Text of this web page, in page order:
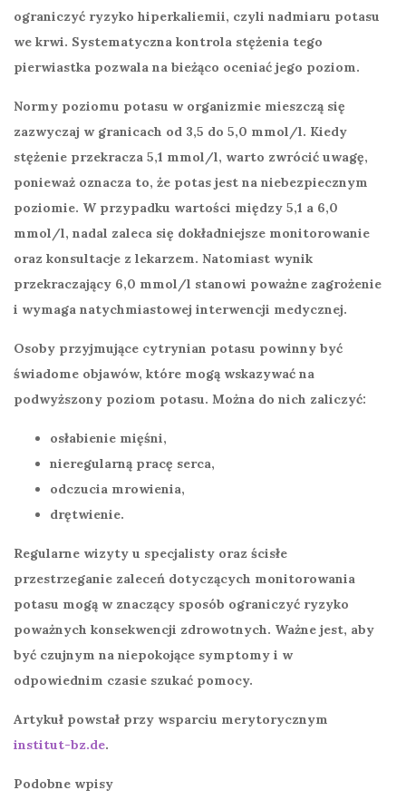
ograniczyć ryzyko hiperkaliemii, czyli nadmiaru potasu
we krwi. Systematyczna kontrola stężenia tego
pierwiastka pozwala na bieżąco oceniać jego poziom.
Normy poziomu potasu w organizmie mieszczą się
zazwyczaj w granicach od 3,5 do 5,0 mmol/l. Kiedy
stężenie przekracza 5,1 mmol/l, warto zwrócić uwagę,
ponieważ oznacza to, że potas jest na niebezpiecznym
poziomie. W przypadku wartości między 5,1 a 6,0
mmol/l, nadal zaleca się dokładniejsze monitorowanie
oraz konsultacje z lekarzem. Natomiast wynik
przekraczający 6,0 mmol/l stanowi poważne zagrożenie
i wymaga natychmiastowej interwencji medycznej.
Osoby przyjmujące cytrynian potasu powinny być
świadome objawów, które mogą wskazywać na
podwyższony poziom potasu. Można do nich zaliczyć:
osłabienie mięśni,
nieregularną pracę serca,
odczucia mrowienia,
drętwienie.
Regularne wizyty u specjalisty oraz ścisłe
przestrzeganie zaleceń dotyczących monitorowania
potasu mogą w znaczący sposób ograniczyć ryzyko
poważnych konsekwencji zdrowotnych. Ważne jest, aby
być czujnym na niepokojące symptomy i w
odpowiednim czasie szukać pomocy.
Artykuł powstał przy wsparciu merytorycznym
institut-bz.de.
Podobne wpisy